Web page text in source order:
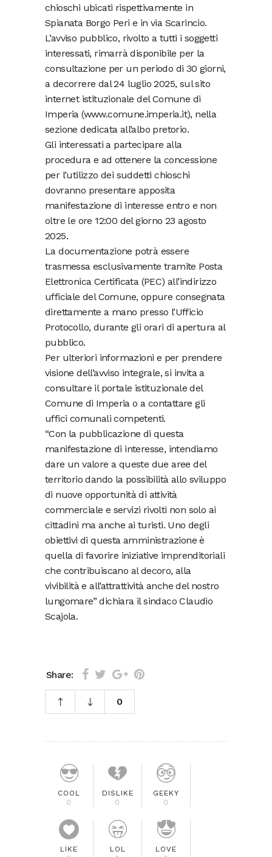
chioschi ubicati rispettivamente in
Spianata Borgo Peri e in via Scarincio.
L’avviso pubblico, rivolto a tutti i soggetti
interessati, rimarrà disponibile per la
consultazione per un periodo di 30 giorni,
a decorrere dal 24 luglio 2025, sul sito
internet istituzionale del Comune di
Imperia (www.comune.imperia.it), nella
sezione dedicata all’albo pretorio.
Gli interessati a partecipare alla
procedura e ad ottenere la concessione
per l’utilizzo dei suddetti chioschi
dovranno presentare apposita
manifestazione di interesse entro e non
oltre le ore 12:00 del giorno 23 agosto
2025.
La documentazione potrà essere
trasmessa esclusivamente tramite Posta
Elettronica Certificata (PEC) all’indirizzo
ufficiale del Comune, oppure consegnata
direttamente a mano presso l’Ufficio
Protocollo, durante gli orari di apertura al
pubblico.
Per ulteriori informazioni e per prendere
visione dell’avviso integrale, si invita a
consultare il portale istituzionale del
Comune di Imperia o a contattare gli
uffici comunali competenti.
“Con la pubblicazione di questa
manifestazione di interesse, intendiamo
dare un valore a queste due aree del
territorio dando la possibilità allo sviluppo
di nuove opportunità di attività
commerciale e servizi rivolti non solo ai
cittadini ma anche ai turisti. Uno degli
obiettivi di questa amministrazione è
quella di favorire iniziative imprenditoriali
che contribuiscano al decoro, alla
vivibilità e all’attrattività anche del nostro
lungomare” dichiara il sindaco Claudio
Scajola.
Share:
0
COOL
0
DISLIKE
0
GEEKY
0
LIKE
LOL
LOVE